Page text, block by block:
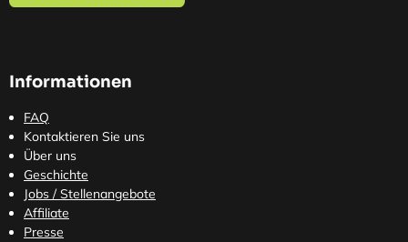
Informationen
FAQ
Kontaktieren Sie uns
Über uns
Geschichte
Jobs / Stellenangebote
Affiliate
Presse